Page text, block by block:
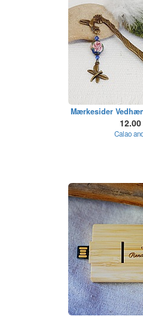
Mærkesider
Calao